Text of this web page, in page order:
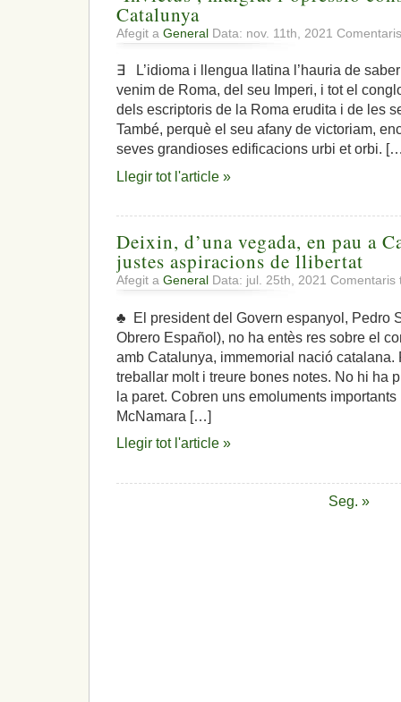
Catalunya
Afegit a General Data: nov. 11th, 2021
∃ L’idioma i llengua llatina l’hauria de
venim de Roma, del seu Imperi, i tot el
dels escriptoris de la Roma erudita i de les
També, perquè el seu afany de victoriam,
seves grandioses edificacions urbi et orbi.
Llegir tot l'article »
Deixin, d’una vegada, en pau a
justes aspiracions de llibertat
Afegit a General Data: jul. 25th, 2021 Comentaris
♣ El president del Govern espanyol, Pedro
Obrero Español), no ha entès res sobre el
amb Catalunya, immemorial nació catalana.
treballar molt i treure bones notes. No hi ha
la paret. Cobren uns emoluments
McNamara […]
Llegir tot l'article »
Seg. »